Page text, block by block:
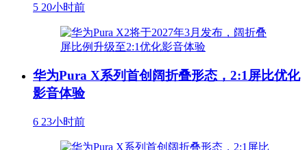
5 20小时前
华为Pura X系列首创阔折叠形态，2:1屏比优化
影音体验
6 23小时前